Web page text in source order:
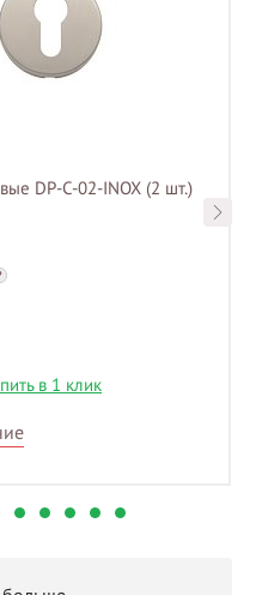
DP-C-02-INOX (2 шт.)
в 1 клик